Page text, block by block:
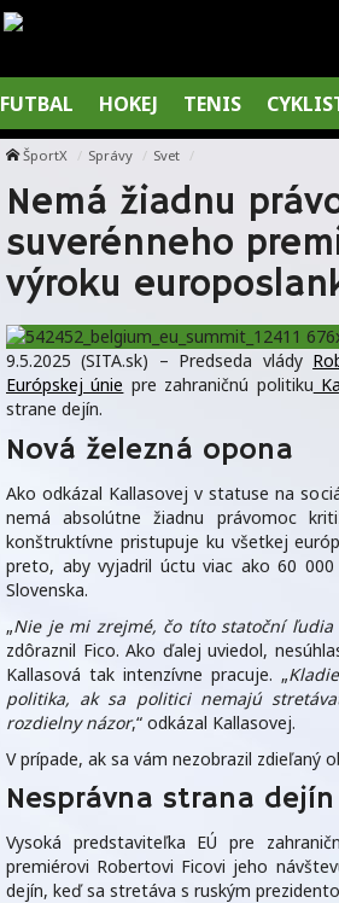
FUTBAL HOKEJ TENIS
ŠportX Správy Svet
Nemá žiadnu
suverénneho
výroku
9.5.2025 (SITA.sk) – Predseda vlády
Európskej únie pre zahraničnú politiku
strane dejín.
Nová železná opona
Ako odkázal Kallasovej v statuse na
nemá absolútne žiadnu právomoc
konštruktívne pristupuje ku všetkej
preto, aby vyjadril úctu viac ako 60
Slovenska.
„Nie je mi zrejmé, čo títo statoční
zdôraznil Fico. Ako ďalej uviedol,
Kallasová tak intenzívne pracuje. „
politika, ak sa politici nemajú
rozdielny názor,“ odkázal Kallasovej.
V prípade, ak sa vám nezobrazil zdieľaný
Nesprávna strana dejín
Vysoká predstaviteľka EÚ pre
premiérovi Robertovi Ficovi jeho
dejín, keď sa stretáva s ruským